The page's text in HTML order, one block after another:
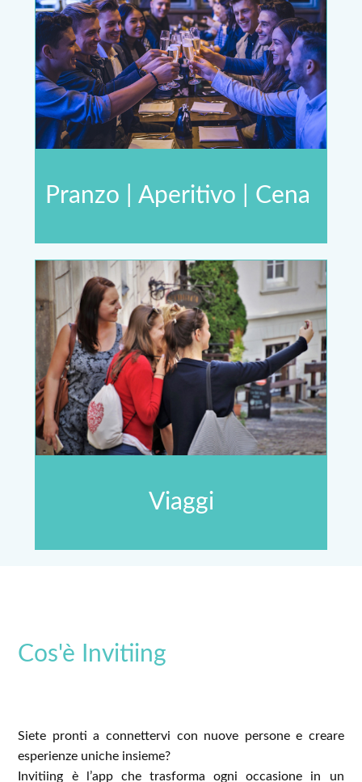
Pranzo | Aperitivo | Cena
Viaggi
Cos'è Invitiing
Siete pronti a connettervi con nuove persone e creare
esperienze uniche insieme?
Invitiing è l’app che trasforma ogni occasione in un